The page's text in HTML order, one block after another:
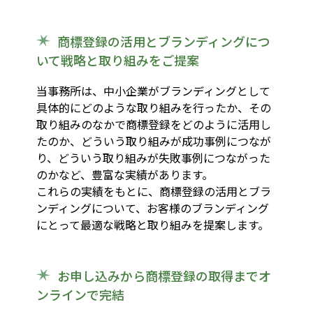
商標登録の活用とブランディングにつ
いて戦略と取り組みをご提案
当事務所は、中小企業がブランディングとして
具体的にどのような取り組みを行ったか、その
取り組みのなかで商標登録をどのように活用し
たのか、どういう取り組みが成功事例につなが
り、どういう取り組みが失敗事例につながった
のかなど、豊富な実績があります。
これらの実績をもとに、商標登録の活用とブラ
ンディングについて、お客様のブランディング
にとって最適な戦略と取り組みを提案します。
お申し込みから商標登録の取得までオ
ンラインで完結